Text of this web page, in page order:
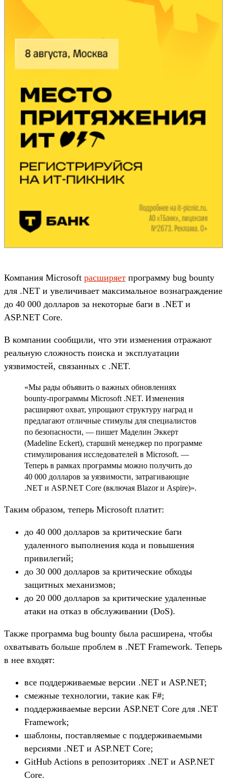
Компания Microsoft расширяет программу bug bounty
для .NET и увеличивает максимальное вознаграждение
до 40 000 долларов за некоторые баги в .NET и
ASP.NET Core.
В компании сообщили, что эти изменения отражают
реальную сложность поиска и эксплуатации
уязвимостей, связанных с .NET.
«Мы рады объявить о важных обновлениях
bounty-программы Microsoft .NET. Изменения
расширяют охват, упрощают структуру наград и
предлагают отличные стимулы для специалистов
по безопасности, — пишет Маделин Эккерт
(Madeline Eckert), старший менеджер по программе
стимулирования исследователей в Microsoft. —
Теперь в рамках программы можно получить до
40 000 долларов за уязвимости, затрагивающие
.NET и ASP.NET Core (включая Blazor и Aspire)».
Таким образом, теперь Microsoft платит:
до 40 000 долларов за критические баги
удаленного выполнения кода и повышения
привилегий;
до 30 000 долларов за критические обходы
защитных механизмов;
до 20 000 долларов за критические удаленные
атаки на отказ в обслуживании (DoS).
Также программа bug bounty была расширена, чтобы
охватывать больше проблем в .NET Framework. Теперь
в нее входят:
все поддерживаемые версии .NET и ASP.NET;
смежные технологии, такие как F#;
поддерживаемые версии ASP.NET Core для .NET
Framework;
шаблоны, поставляемые с поддерживаемыми
версиями .NET и ASP.NET Core;
GitHub Actions в репозиториях .NET и ASP.NET
Core.